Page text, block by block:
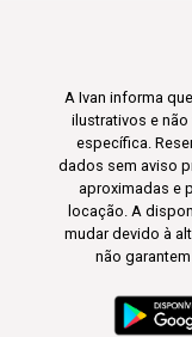
A Ivan informa
ilustrativos e
específica.
dados sem aviso
aproximadas e
locação. A
mudar devido à
não